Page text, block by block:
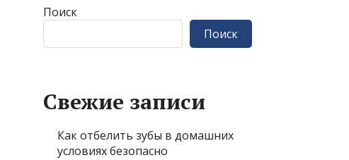
Поиск
Поиск
Свежие записи
Как отбелить зубы в домашних
условиях безопасно